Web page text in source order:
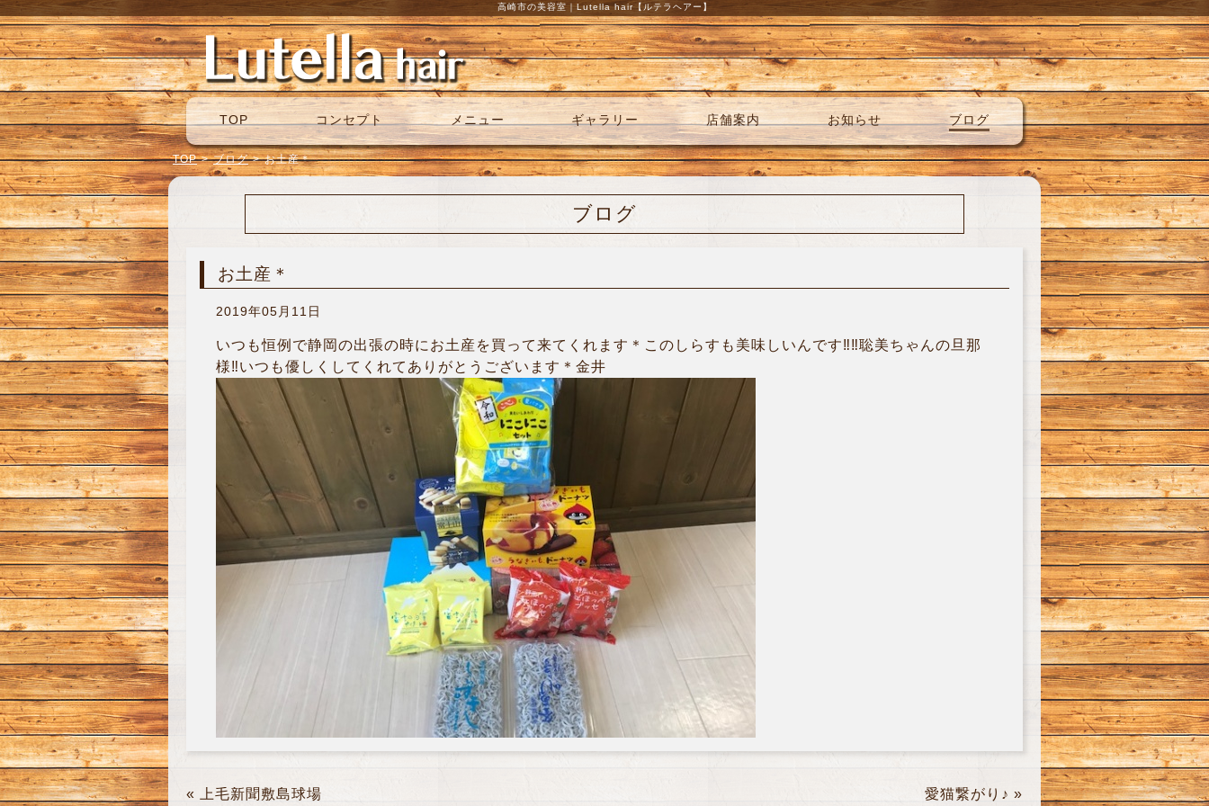
高崎市の美容室｜Lutella hair【ルテラヘアー】
TOP コンセプト メニュー ギャラリー 店舗案内 お知らせ ブログ
TOP > ブログ > お土産＊
ブログ
お土産＊
2019年05月11日
いつも恒例で静岡の出張の時にお土産を買って来てくれます＊このしらすも美味しいんです‼︎‼︎聡美ちゃんの旦那
様‼︎いつも優しくしてくれてありがとうございます＊金井
« 上毛新聞敷島球場 愛猫繋がり♪ »